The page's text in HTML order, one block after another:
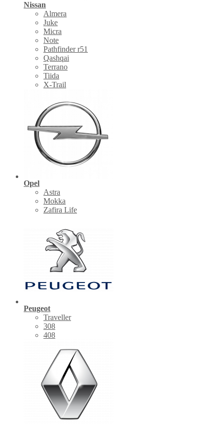
Nissan
Almera
Juke
Micra
Note
Pathfinder r51
Qashqai
Terrano
Tiida
X-Trail
Opel
Astra
Mokka
Zafira Life
Peugeot
Traveller
308
408